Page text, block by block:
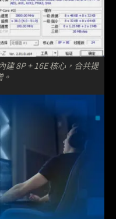
建 8P + 16E 核心，合共提